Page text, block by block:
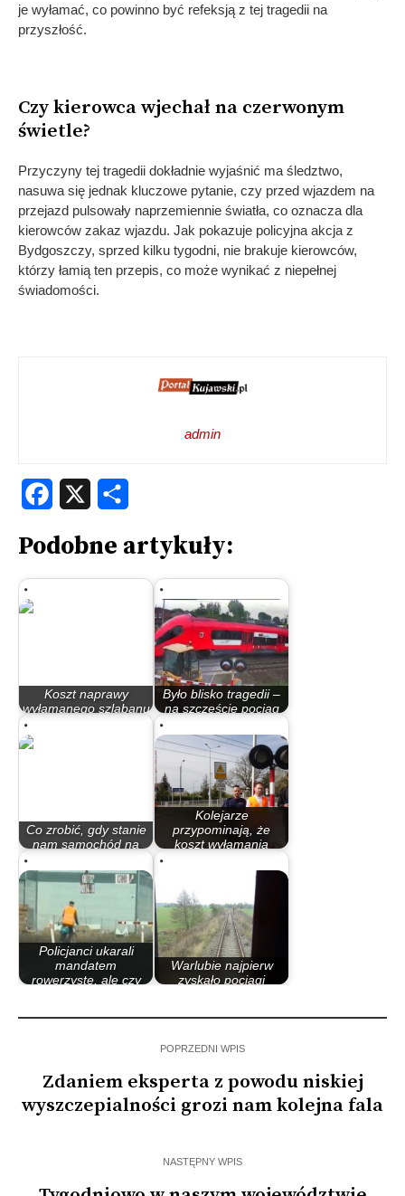
je wyłamać, co powinno być refeksją z tej tragedii na
przyszłość.
Czy kierowca wjechał na czerwonym
świetle?
Przyczyny tej tragedii dokładnie wyjaśnić ma śledztwo,
nasuwa się jednak kluczowe pytanie, czy przed wjazdem na
przejazd pulsowały naprzemiennie światła, co oznacza dla
kierowców zakaz wjazdu. Jak pokazuje policyjna akcja z
Bydgoszczy, sprzed kilku tygodni, nie brakuje kierowców,
którzy łamią ten przepis, co może wynikać z niepełnej
świadomości.
admin
Facebook
Podobne artykuły:
Koszt naprawy
wyłamanego szlabanu
Było blisko tragedii –
na szczęście pociąg
Co zrobić, gdy stanie
nam samochód na
Kolejarze
przypominają, że
koszt wyłamania
Policjanci ukarali
mandatem
rowerzystę, ale czy
Warlubie najpierw
zyskało pociągi
POPRZEDNI WPIS
Zdaniem eksperta z powodu niskiej
wyszczepialności grozi nam kolejna fala
NASTĘPNY WPIS